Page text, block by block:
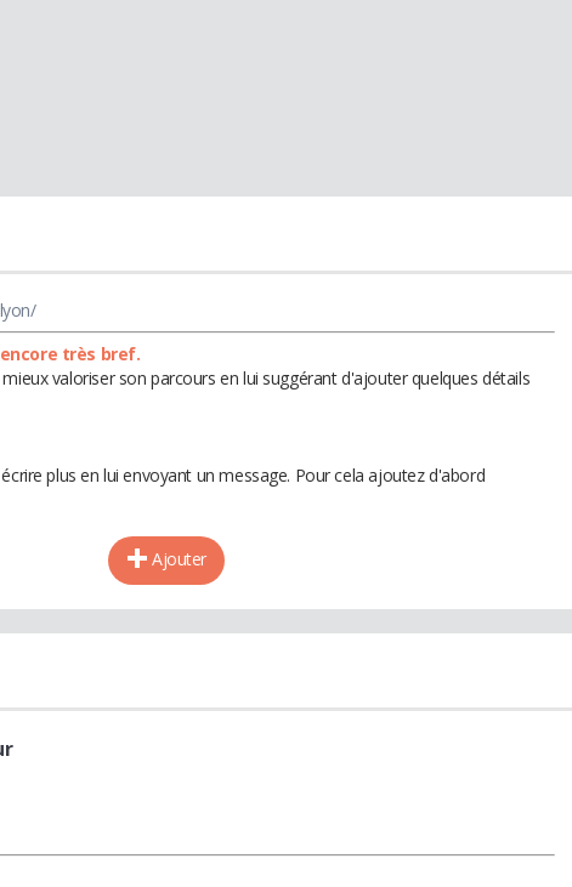
très bref.
valoriser son parcours en lui suggérant d'ajouter quelques détails
plus en lui envoyant un message. Pour cela ajoutez d'abord
Ajouter